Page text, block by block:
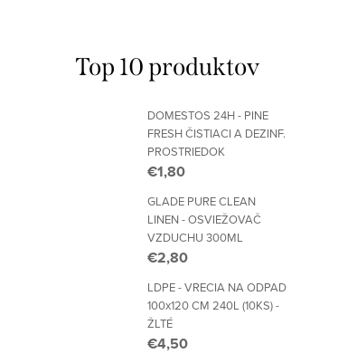
Top 10 produktov
DOMESTOS 24H - PINE
FRESH ČISTIACI A DEZINF.
PROSTRIEDOK
€1,80
GLADE PURE CLEAN
LINEN - OSVIEŽOVAČ
VZDUCHU 300ML
€2,80
LDPE - VRECIA NA ODPAD
100x120 CM 240L (10KS) -
ŽLTÉ
€4,50